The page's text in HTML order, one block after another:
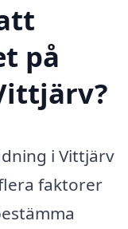
på
i Vittjärv
faktorer